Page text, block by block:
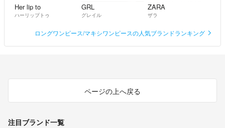
Her lip to
ハーリップトゥ
GRL
グレイル
ZARA
ザラ
ロングワンピース/マキシワンピースの人気ブランドランキング
ページの上へ戻る
注目ブランド一覧